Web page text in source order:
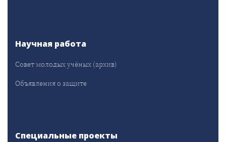
Научная работа
Совет молодых учёных (архив)
Объявления о защите
Специальные проекты